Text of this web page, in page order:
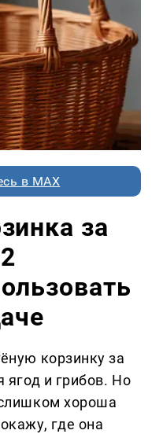
в MAX
за
корзинку за
ягод и грибов. Но
хороша
где она